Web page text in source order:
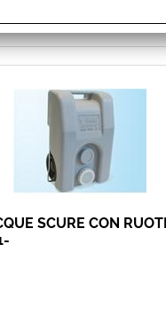
SCURE CON